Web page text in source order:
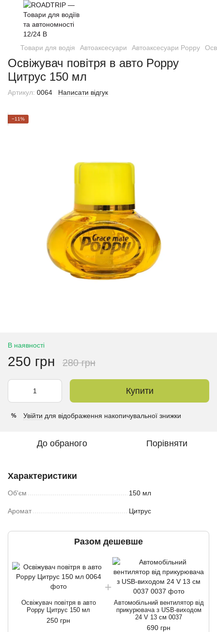
Товари для водія Автоаксесуари Автоаксесуари Poppy
Освіжувач повітря в авто Poppy
Цитрус 150 мл
Артикул: 0064 Написати відгук
−11%
В наявності
250 грн 280 грн
Купити
% Увійти для відображення накопичувальної знижки
До обраного Порівняти
Характеристики
Об'єм 150 мл
Аромат Цитрус
Разом дешевше
Освіжувач повітря в авто
Poppy Цитрус 150 мл
250 грн
Автомобільний вентилятор від
прикурювача з USB-виходом
24 V 13 см 0037
690 грн